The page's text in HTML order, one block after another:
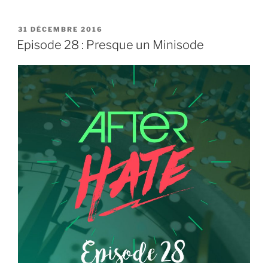
EMBED
PUBLIÉ
LE
31 DÉCEMBRE 2016
Episode 28 : Presque un Minisode